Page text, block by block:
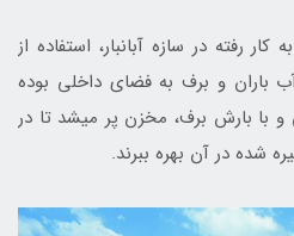
نکته جالب درخصوص مصالح به کار رفته در سازه آب‎انبار، استفاده از
باران و برف به فضای داخلی بوده
است. بنابراین در فصل بارندگی و با بارش برف، مخزن پر می‎شد تا در
شده در آن بهره ببرند.